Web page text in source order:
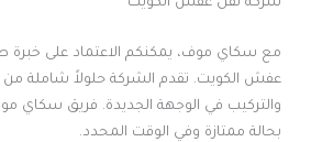
مع سكاي موف، يمكنكم الاعتماد على خبرة
عفش الكويت. تقدم الشركة حلولاً شاملة من
والتركيب في الوجهة الجديدة. فريق سكاي
بحالة ممتازة وفي الوقت المحدد.